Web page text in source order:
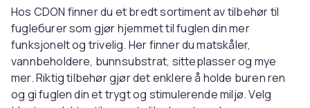
Hos CDON finner du et bredt sortiment av tilbehør til
fuglебurer som gjør hjemmet til fuglen din mer
funksjonelt og trivelig. Her finner du matskåler,
vannbeholdere, bunnsubstrat, sitteplasser og mye
mer. Riktig tilbehør gjør det enklere å holde buren ren
og gi fuglen din et trygt og stimulerende miljø. Velg